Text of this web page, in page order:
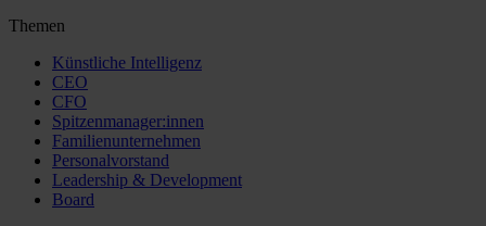
Themen
Künstliche Intelligenz
CEO
CFO
Spitzenmanager:innen
Familienunternehmen
Personalvorstand
Leadership & Development
Board